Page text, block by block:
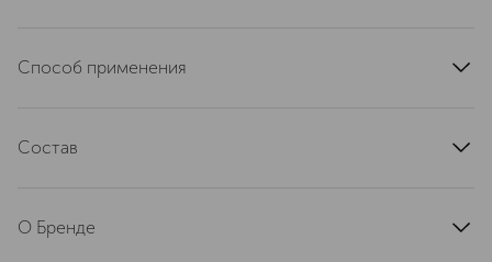
область применения
Способ применения
средства. Для удобства нанесения в комплекте с
Состав
Phenoxyethanol, Hydrogen Dimethicone, Glyceryl
О Бренде